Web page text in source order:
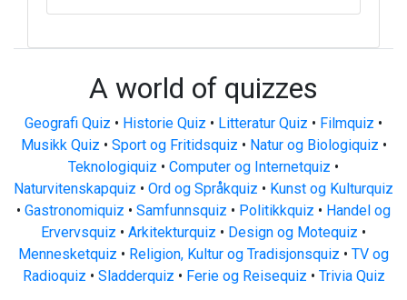
A world of quizzes
Geografi Quiz • Historie Quiz • Litteratur Quiz • Filmquiz •
Musikk Quiz • Sport og Fritidsquiz • Natur og Biologiquiz •
Teknologiquiz • Computer og Internetquiz •
Naturvitenskapquiz • Ord og Språkquiz • Kunst og Kulturquiz
• Gastronomiquiz • Samfunnsquiz • Politikkquiz • Handel og
Ervervsquiz • Arkitekturquiz • Design og Motequiz •
Mennesketquiz • Religion, Kultur og Tradisjonsquiz • TV og
Radioquiz • Sladderquiz • Ferie og Reisequiz • Trivia Quiz